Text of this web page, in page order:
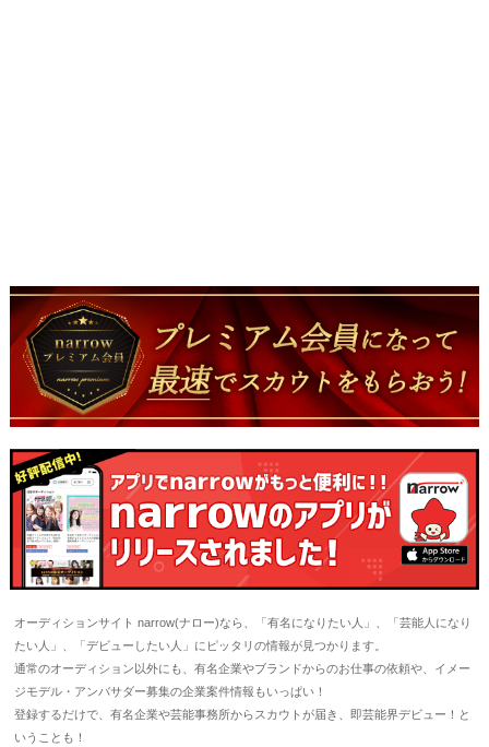
オーディションサイト narrow(ナロー)なら、「有名になりたい人」、「芸能人になり
たい人」、「デビューしたい人」にピッタリの情報が見つかります。
通常のオーディション以外にも、有名企業やブランドからのお仕事の依頼や、イメー
ジモデル・アンバサダー募集の企業案件情報もいっぱい！
登録するだけで、有名企業や芸能事務所からスカウトが届き、即芸能界デビュー！と
いうことも！